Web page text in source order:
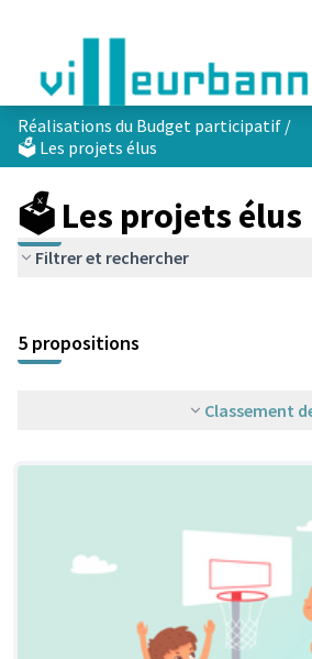
Réalisations du Budget participatif /
🗳️ Les projets élus
🗳️ Les projets élus
Filtrer et rechercher
+
−
5 propositions
Classement